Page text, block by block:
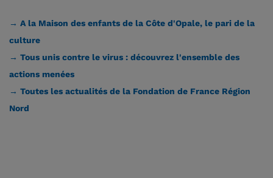
→ A la Maison des enfants de la Côte d'Opale, le pari de la
culture
→ Tous unis contre le virus : découvrez l'ensemble des
actions menées
→ Toutes les actualités de la Fondation de France Région
Nord